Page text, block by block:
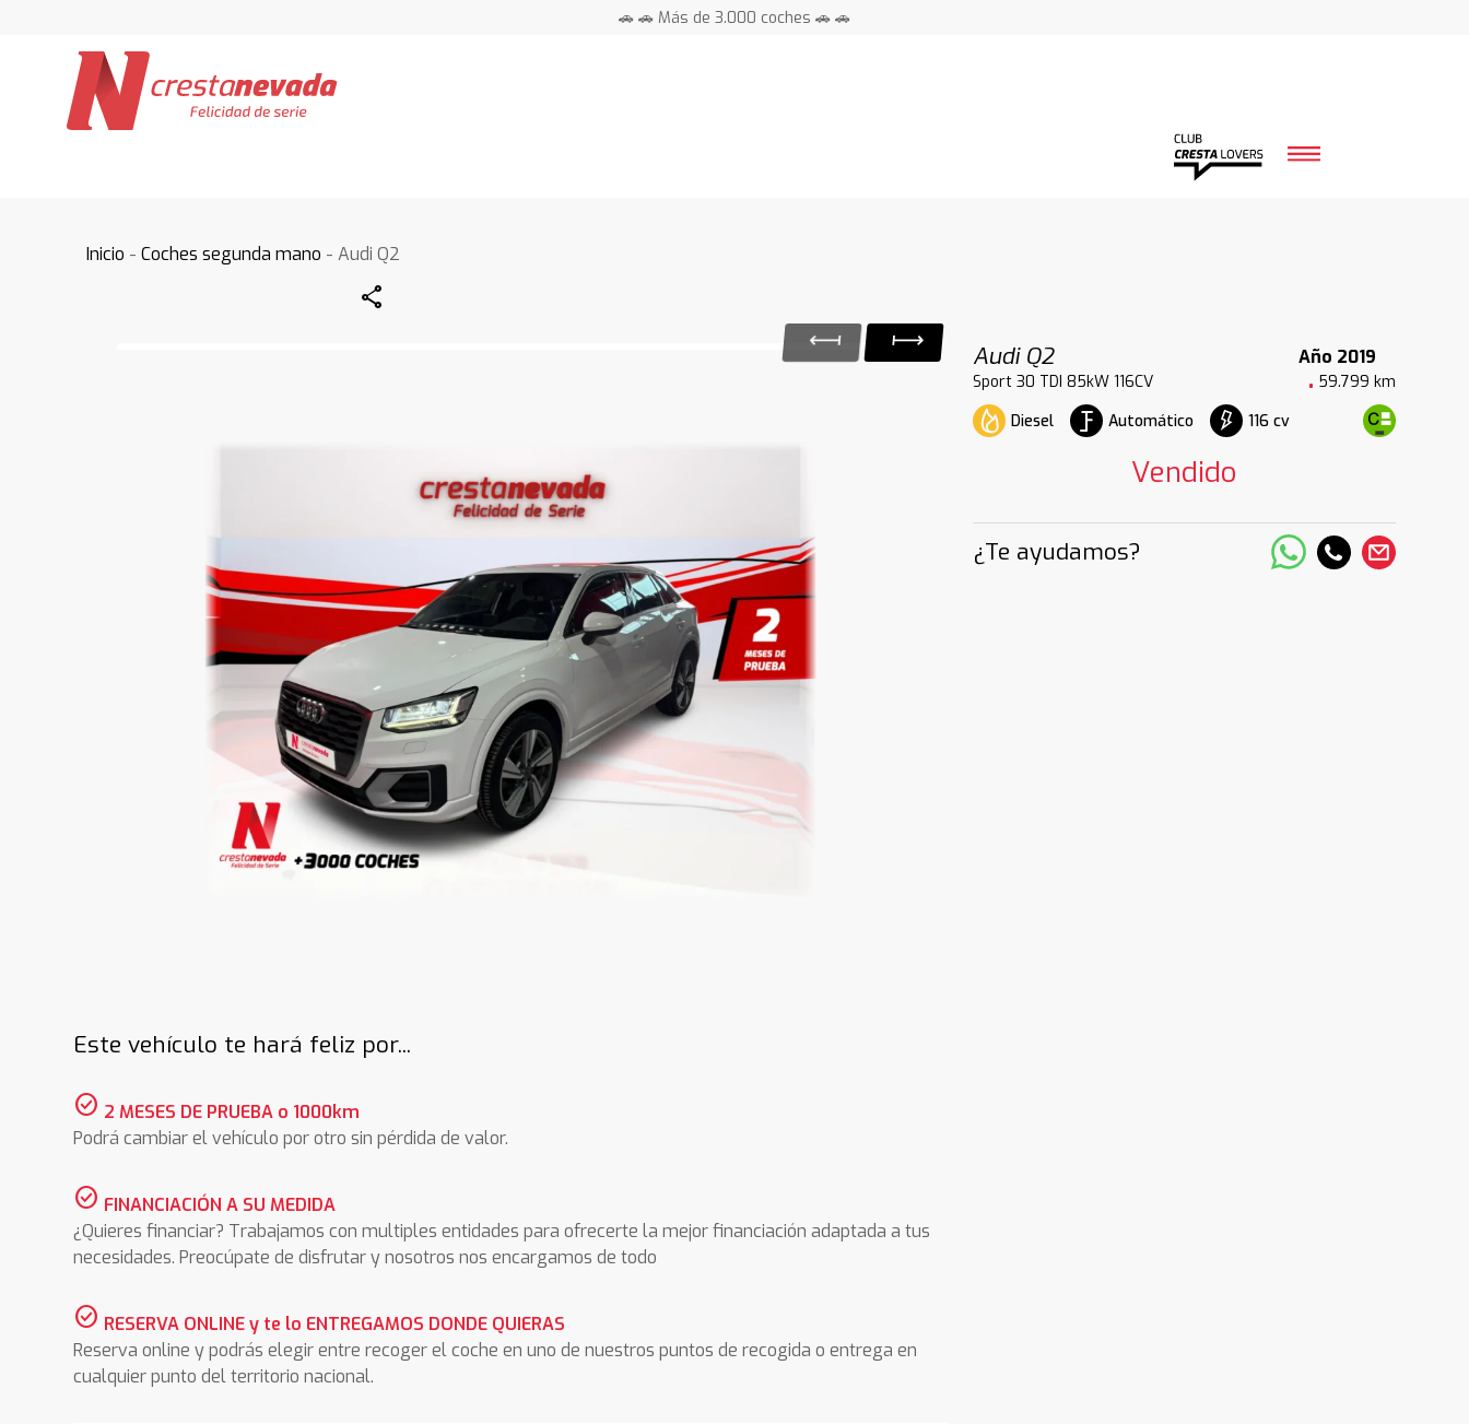
🚗 🚗 Más de 3.000 coches 🚗 🚗
Inicio -Coches segunda mano - Audi Q2
Share
Audi Q2
Año 2019
Sport 30 TDI 85kW 116CV
59.799 km
Diesel
Automático 116 cv
Vendido
¿Te ayudamos?
Este vehículo te hará feliz por...
check_circle 2 MESES DE PRUEBA o 1000km
Podrá cambiar el vehículo por otro sin pérdida de valor.
check_circle FINANCIACIÓN A SU MEDIDA
¿Quieres financiar? Trabajamos con multiples entidades para ofrecerte la mejor financiación adaptada a tus
necesidades. Preocúpate de disfrutar y nosotros nos encargamos de todo
check_circle RESERVA ONLINE y te lo ENTREGAMOS DONDE QUIERAS
Reserva online y podrás elegir entre recoger el coche en uno de nuestros puntos de recogida o entrega en
cualquier punto del territorio nacional.